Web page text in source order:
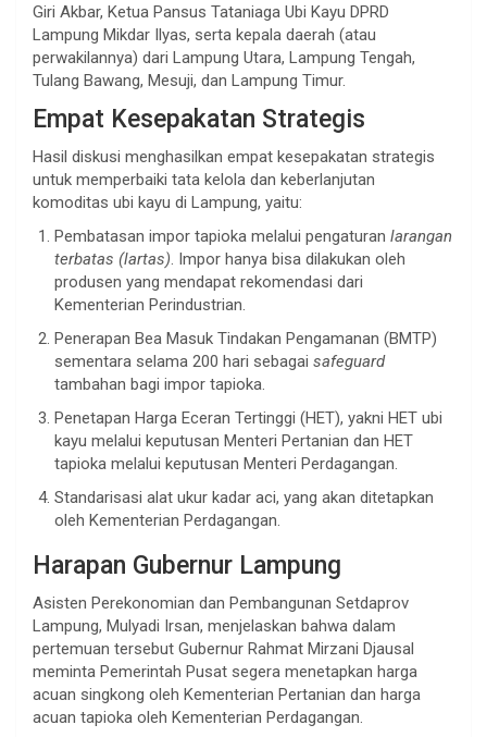
Giri Akbar, Ketua Pansus Tataniaga Ubi Kayu DPRD
Lampung Mikdar Ilyas, serta kepala daerah (atau
perwakilannya) dari Lampung Utara, Lampung Tengah,
Tulang Bawang, Mesuji, dan Lampung Timur.
Empat Kesepakatan Strategis
Hasil diskusi menghasilkan empat kesepakatan strategis
untuk memperbaiki tata kelola dan keberlanjutan
komoditas ubi kayu di Lampung, yaitu:
Pembatasan impor tapioka melalui pengaturan larangan
terbatas (lartas). Impor hanya bisa dilakukan oleh
produsen yang mendapat rekomendasi dari
Kementerian Perindustrian.
Penerapan Bea Masuk Tindakan Pengamanan (BMTP)
sementara selama 200 hari sebagai safeguard
tambahan bagi impor tapioka.
Penetapan Harga Eceran Tertinggi (HET), yakni HET ubi
kayu melalui keputusan Menteri Pertanian dan HET
tapioka melalui keputusan Menteri Perdagangan.
Standarisasi alat ukur kadar aci, yang akan ditetapkan
oleh Kementerian Perdagangan.
Harapan Gubernur Lampung
Asisten Perekonomian dan Pembangunan Setdaprov
Lampung, Mulyadi Irsan, menjelaskan bahwa dalam
pertemuan tersebut Gubernur Rahmat Mirzani Djausal
meminta Pemerintah Pusat segera menetapkan harga
acuan singkong oleh Kementerian Pertanian dan harga
acuan tapioka oleh Kementerian Perdagangan.